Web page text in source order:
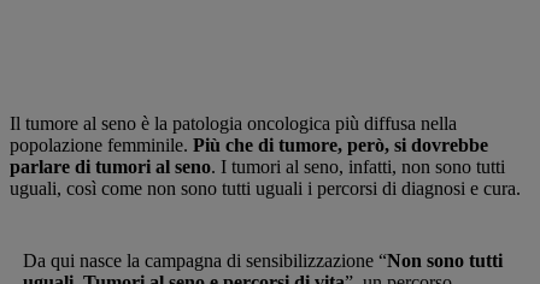
Il tumore al seno è la patologia oncologica più diffusa nella
popolazione femminile. Più che di tumore, però, si dovrebbe
parlare di tumori al seno. I tumori al seno, infatti, non sono tutti
uguali, così come non sono tutti uguali i percorsi di diagnosi e cura.
Da qui nasce la campagna di sensibilizzazione “Non sono tutti